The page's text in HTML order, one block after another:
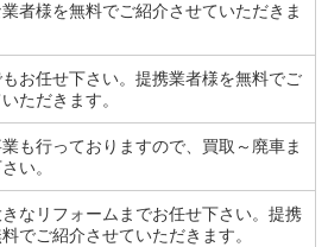
者様を無料でご紹介させていただきま
お任せ下さい。提携業者様を無料でご
ただきます。
も行っておりますので、買取～廃車ま
い。
なリフォームまでお任せ下さい。提携
でご紹介させていただきます。